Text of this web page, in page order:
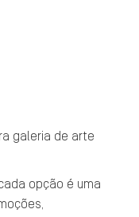
galeria de arte
opção é uma